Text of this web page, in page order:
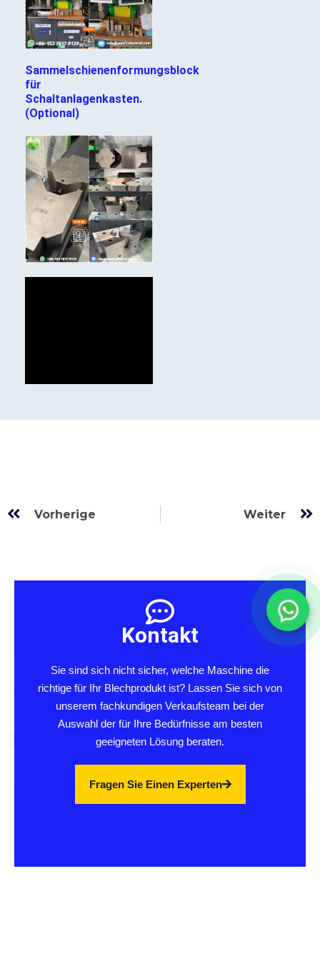
Sammelschienenformungsblock
für
Schaltanlagenkasten.
(Optional)
Vorherige Weiter
Kontakt
Sie sind sich nicht sicher, welche Maschine die
richtige für Ihr Blechprodukt ist? Lassen Sie sich von
unserem fachkundigen Verkaufsteam bei der
Auswahl der für Ihre Bedürfnisse am besten
geeigneten Lösung beraten.
Fragen Sie Einen Experten